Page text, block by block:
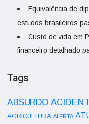
Equivalência de
estudos brasileiros
Custo de vida em
financeiro detalhado
Tags
ABSURDO
AGRICULTURA ALERTA